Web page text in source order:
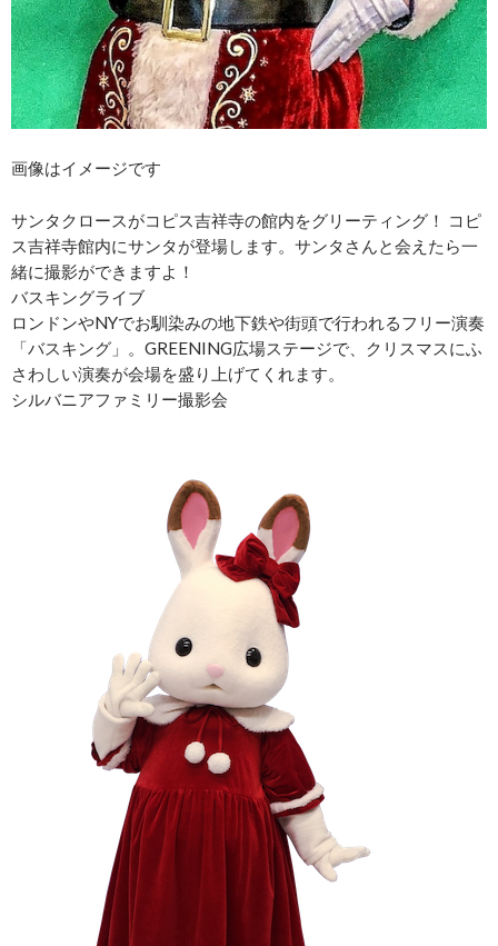
画像はイメージです
サンタクロースがコピス吉祥寺の館内をグリーティング！ コピ
ス吉祥寺館内にサンタが登場します。サンタさんと会えたら一
緒に撮影ができますよ！
バスキングライブ
ロンドンやNYでお馴染みの地下鉄や街頭で行われるフリー演奏
「バスキング」。GREENING広場ステージで、クリスマスにふ
さわしい演奏が会場を盛り上げてくれます。
シルバニアファミリー撮影会